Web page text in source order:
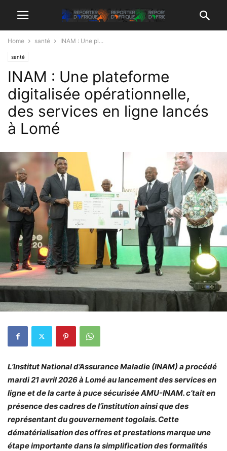
Home santé INAM : Une pl...
santé
INAM : Une plateforme
digitalisée opérationnelle,
des services en ligne lancés
à Lomé
L’Institut National d’Assurance Maladie (INAM) a procédé
mardi 21 avril 2026 à Lomé au lancement des services en
ligne et de la carte à puce sécurisée AMU-INAM. c’tait en
présence des cadres de l’institution ainsi que des
représentant du gouvernement togolais. Cette
dématérialisation des offres et prestations marque une
étape importante dans la simplification des formalités